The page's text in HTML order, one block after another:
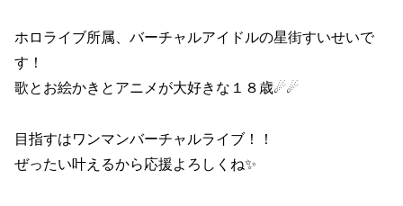
ホロライブ所属、バーチャルアイドルの星街すいせいで
す！
歌とお絵かきとアニメが大好きな１８歳☄☄
目指すはワンマンバーチャルライブ！！
ぜったい叶えるから応援よろしくね✨